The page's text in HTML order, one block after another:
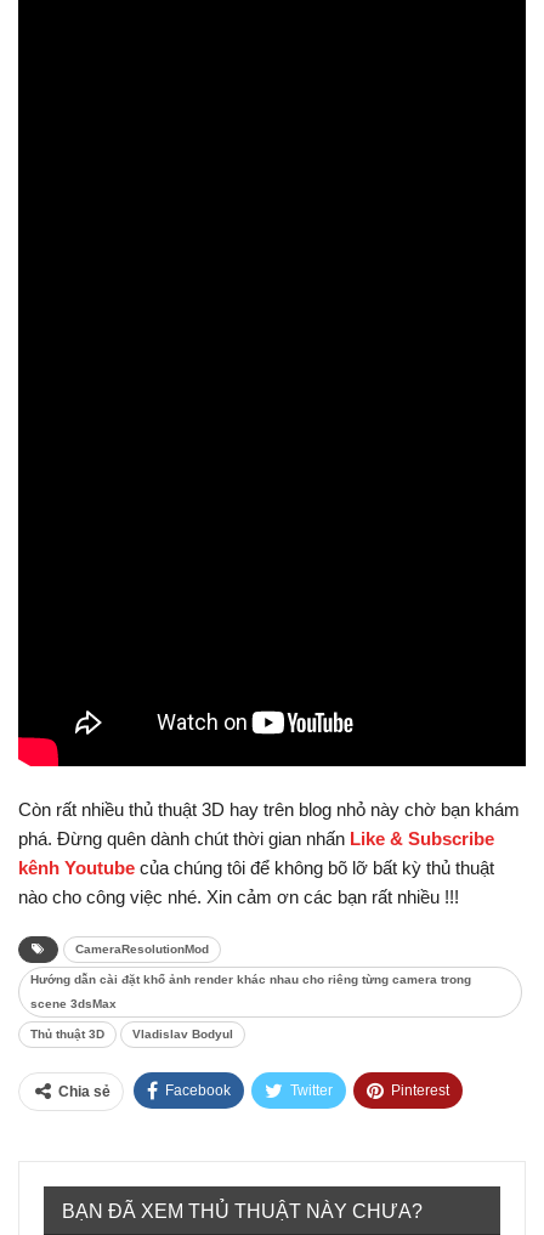
Còn rất nhiều thủ thuật 3D hay trên blog nhỏ này chờ bạn khám
phá. Đừng quên dành chút thời gian nhấn Like & Subscribe
kênh Youtube của chúng tôi để không bõ lỡ bất kỳ thủ thuật
nào cho công việc nhé. Xin cảm ơn các bạn rất nhiều !!!
CameraResolutionMod
Hướng dẫn cài đặt khổ ảnh render khác nhau cho riêng từng camera trong
scene 3dsMax
Thủ thuật 3D Vladislav Bodyul
Chia sẻ Facebook Twitter Pinterest
BẠN ĐÃ XEM THỦ THUẬT NÀY CHƯA?